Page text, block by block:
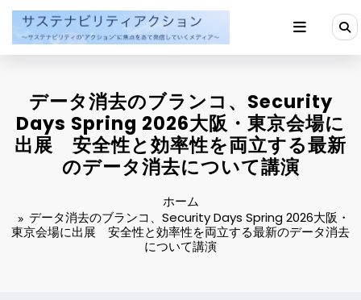
ン
データ消去のブランコ、Security
Days Spring 2026大阪・東京会場に
出展 安全性と効率性を両立する最新
のデータ消去について講演
ホーム
データ消去のブランコ、Security Days Spring 2026大阪・
東京会場に出展 安全性と効率性を両立する最新のデータ消去
について講演